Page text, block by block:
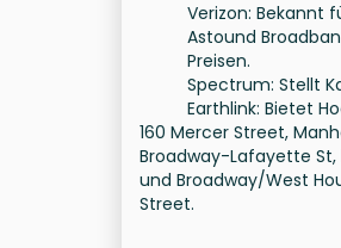
Verizon: Bekannt
Astound
Preisen.
Spectrum: Stellt
Earthlink: Bietet
160 Mercer Street,
Broadway-Lafayette
und Broadway/West
Street.